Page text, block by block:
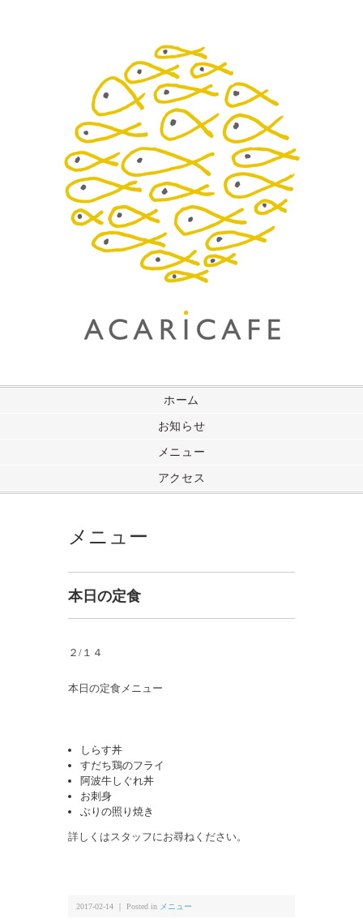
ホーム
お知らせ
メニュー
アクセス
メニュー
本日の定食
２/１４
本日の定食メニュー
しらす丼
すだち鶏のフライ
阿波牛しぐれ丼
お刺身
ぶりの照り焼き
詳しくはスタッフにお尋ねください。
2017-02-14 ｜ Posted in メニュー